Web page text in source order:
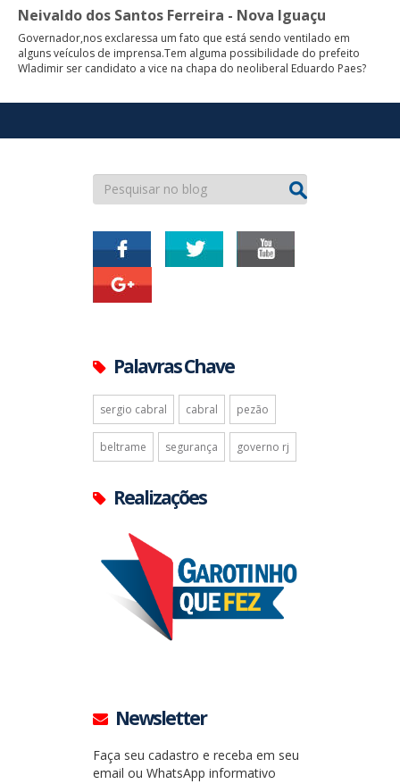
Neivaldo dos Santos Ferreira - Nova Iguaçu
Governador,nos exclaressa um fato que está sendo ventilado em
alguns veículos de imprensa.Tem alguma possibilidade do prefeito
Wladimir ser candidato a vice na chapa do neoliberal Eduardo Paes?
Palavras Chave
sergio cabral cabral pezão
beltrame segurança governo rj
Realizações
Newsletter
Faça seu cadastro e receba em seu
email ou WhatsApp informativo